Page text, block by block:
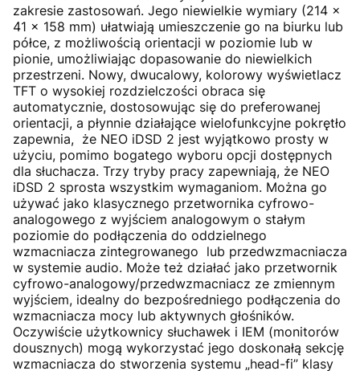
zakresie zastosowań. Jego niewielkie wymiary (214 x
41 x 158 mm) ułatwiają umieszczenie go na biurku lub
półce, z możliwością orientacji w poziomie lub w
pionie, umożliwiając dopasowanie do niewielkich
przestrzeni. Nowy, dwucalowy, kolorowy wyświetlacz
TFT o wysokiej rozdzielczości obraca się
automatycznie, dostosowując się do preferowanej
orientacji, a płynnie działające wielofunkcyjne pokrętło
zapewnia, że NEO iDSD 2 jest wyjątkowo prosty w
użyciu, pomimo bogatego wyboru opcji dostępnych
dla słuchacza. Trzy tryby pracy zapewniają, że NEO
iDSD 2 sprosta wszystkim wymaganiom. Można go
używać jako klasycznego przetwornika cyfrowo-
analogowego z wyjściem analogowym o stałym
poziomie do podłączenia do oddzielnego
wzmacniacza zintegrowanego lub przedwzmacniacza
w systemie audio. Może też działać jako przetwornik
cyfrowo-analogowy/przedwzmacniacz ze zmiennym
wyjściem, idealny do bezpośredniego podłączenia do
wzmacniacza mocy lub aktywnych głośników.
Oczywiście użytkownicy słuchawek i IEM (monitorów
dousznych) mogą wykorzystać jego doskonałą sekcję
wzmacniacza do stworzenia systemu „head-fi” klasy